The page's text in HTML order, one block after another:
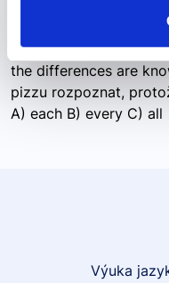
Pojďme se podívat na
Nowadays, it is easy
the differences are
pizzu rozpoznat,
A) each B) every C)
Výuka